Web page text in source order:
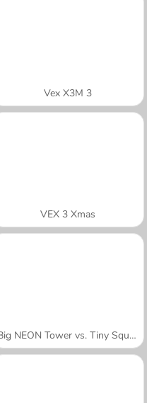
Vex X3M 3
VEX 3 Xmas
Big NEON Tower vs. Tiny Square